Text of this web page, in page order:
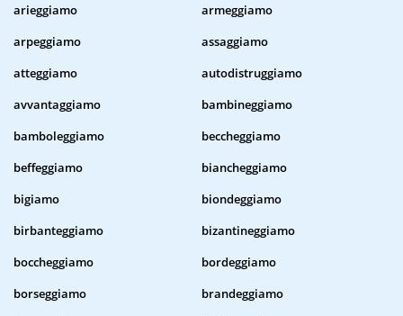
arieggiamo
armeggiamo
arpeggiamo
assaggiamo
atteggiamo
autodistruggiamo
avvantaggiamo
bambineggiamo
bamboleggiamo
beccheggiamo
beffeggiamo
biancheggiamo
bigiamo
biondeggiamo
birbanteggiamo
bizantineggiamo
boccheggiamo
bordeggiamo
borseggiamo
brandeggiamo